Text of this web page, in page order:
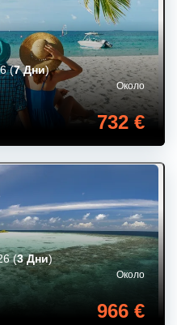
Около
732 €
(7 Дни)
Около
966 €
(3 Дни)